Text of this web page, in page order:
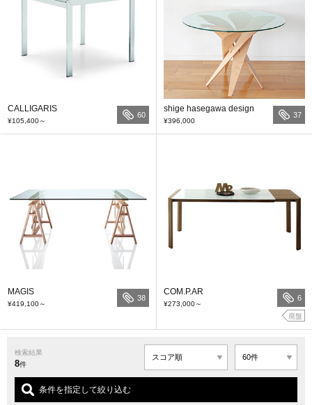
CALLIGARIS
¥105,400～
60
shige hasegawa design
¥396,000
37
MAGIS
¥419,100～
38
COM.P.AR
¥273,000～
6
廃盤
検索結果
8件
条件を指定して絞り込む